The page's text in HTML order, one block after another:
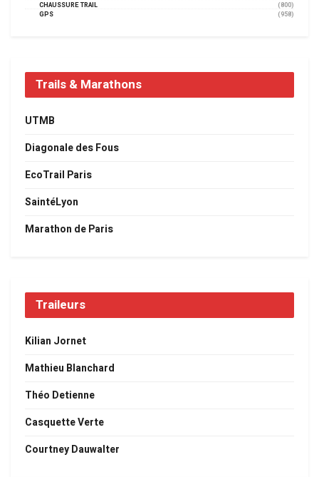
CHAUSSURE TRAIL
(800)
GPS
(958)
Trails & Marathons
UTMB
Diagonale des Fous
EcoTrail Paris
SaintéLyon
Marathon de Paris
Traileurs
Kilian Jornet
Mathieu Blanchard
Théo Detienne
Casquette Verte
Courtney Dauwalter